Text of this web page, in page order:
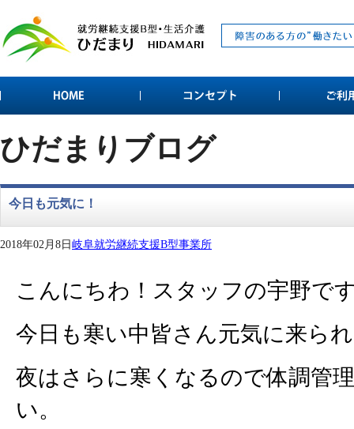
ひだまりブログ
今日も元気に！
2018年02月8日岐阜就労継続支援B型事業所
こんにちわ！スタッフの宇野で
今日も寒い中皆さん元気に来ら
夜はさらに寒くなるので体調管
い。